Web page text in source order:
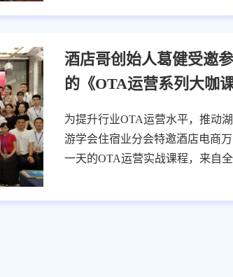
酒店哥创始人葛健受邀
的《OTA运营系列大咖
为提升行业OTA运营水平，推动
游学会住宿业分会特邀酒店电商
一天的OTA运营实战课程，来自
{margin: 0.0px 0.0px 0.0px 0.0px;